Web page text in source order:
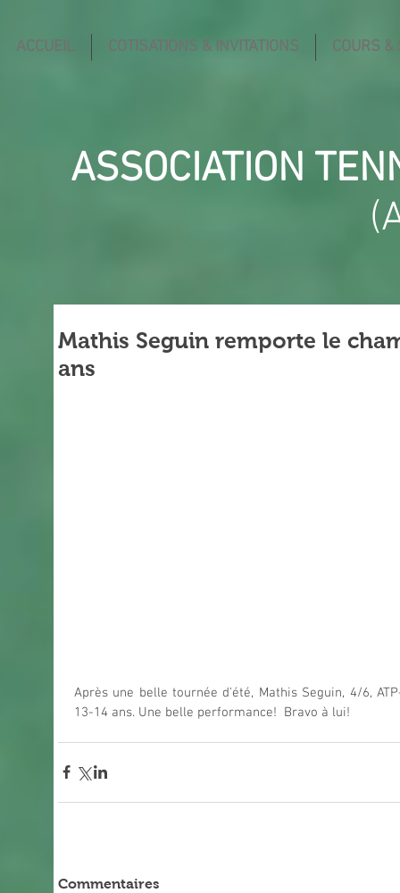
ACCUEIL COTISATIONS & INVITATIONS COURS &
ASSOCIATION
Mathis Seguin remporte le
ans
Après une belle tournée d'été, Mathis Seguin, 4/6,
13-14 ans. Une belle performance!  Bravo à lui!
Commentaires